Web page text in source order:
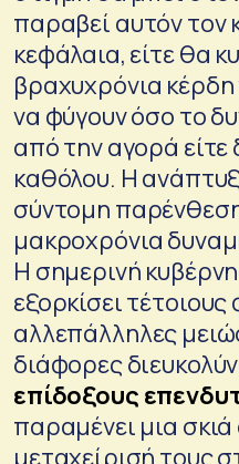
παραβεί αυτόν τον
κεφάλαια, είτε θα
βραχυχρόνια
να φύγουν όσο το
από την αγορά είτε
καθόλου. Η
σύντομη
μακροχρόνια
Η σημερινή
εξορκίσει
αλλεπάλληλες
διάφορες
επίδοξους
παραμένει μια
μεταχείρισή τους